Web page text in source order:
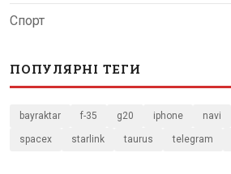
Спорт
ПОПУЛЯРНІ ТЕГИ
bayraktar f-35 g20 iphone navi
spacex starlink taurus telegram